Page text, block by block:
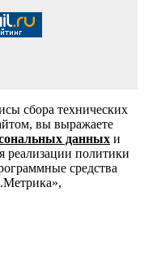
сбора технических
вы выражаете
данных и
реализации политики
средства